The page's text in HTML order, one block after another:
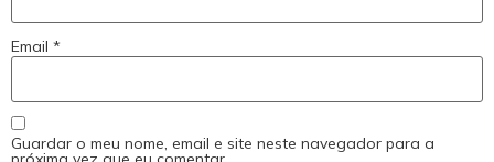
Email *
Guardar o meu nome, email e site neste navegador para a